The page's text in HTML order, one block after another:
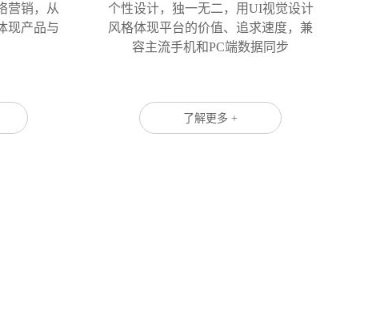
营销，从
现产品与
个性设计，独一无二，用UI视觉设计
风格体现平台的价值、追求速度，兼
容主流手机和PC端数据同步
了解更多 +